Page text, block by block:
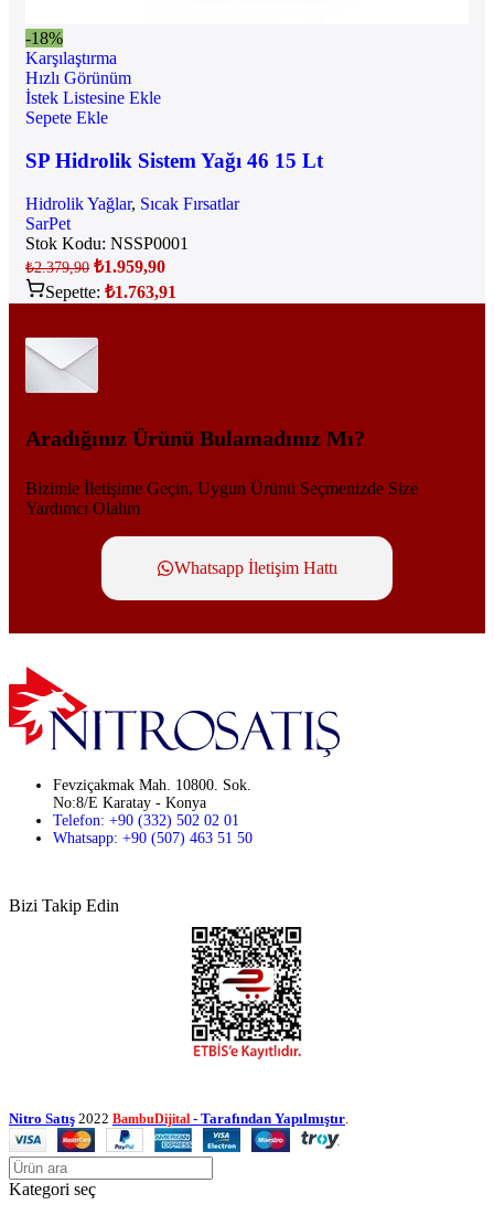
-18%
Karşılaştırma
Hızlı Görünüm
İstek Listesine Ekle
Sepete Ekle
SP Hidrolik Sistem Yağı 46 15 Lt
Hidrolik Yağlar, Sıcak Fırsatlar
SarPet
Stok Kodu: NSSP0001
₺2.379,90 ₺1.959,90
Sepette: ₺1.763,91
Aradığınız Ürünü Bulamadınız Mı?
Bizimle İletişime Geçin, Uygun Ürünü Seçmenizde Size
Yardımcı Olalım
Whatsapp İletişim Hattı
Fevziçakmak Mah. 10800. Sok.
No:8/E Karatay - Konya
Telefon: +90 (332) 502 02 01
Whatsapp: +90 (507) 463 51 50
Bizi Takip Edin
Nitro Satış 2022 BambuDijital - Tarafından Yapılmıştır
Kategori seç